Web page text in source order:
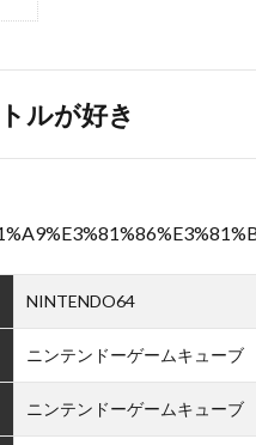
ルが好き
NINTENDO64
ニンテンドーゲームキューブ
ニンテンドーゲームキューブ